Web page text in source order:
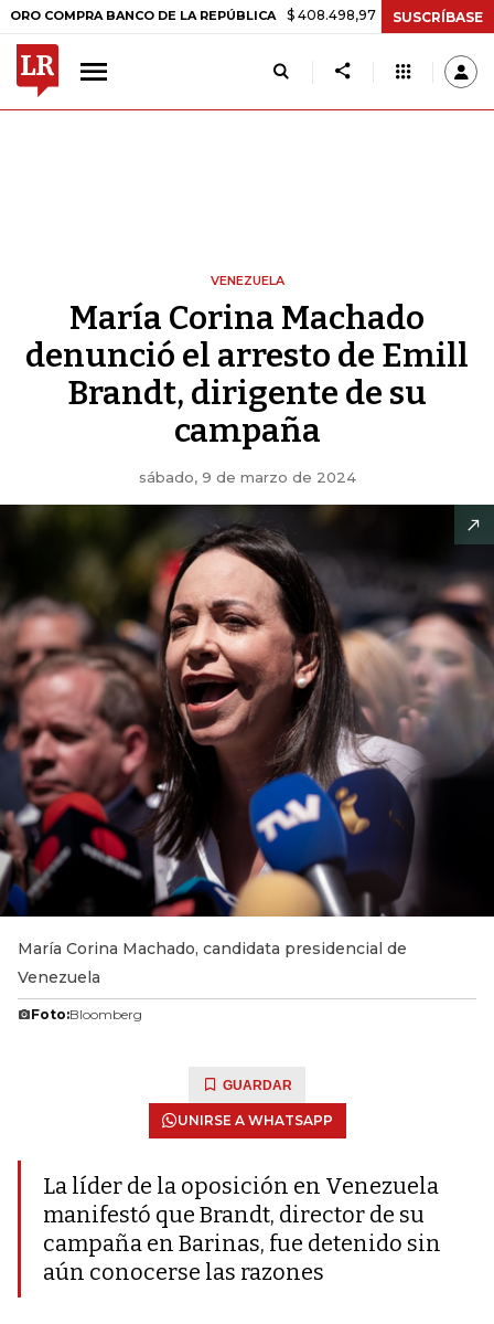
BANCO DE LA REPÚBLICA $ 408.498,97 +$ 8.753,81 +2,19%
SUSCRÍBASE
VENEZUELA
María Corina Machado
denunció el arresto de Emill
Brandt, dirigente de su
campaña
sábado, 9 de marzo de 2024
María Corina Machado, candidata presidencial de
Venezuela
Foto:Bloomberg
GUARDAR
UNIRSE A WHATSAPP
La líder de la oposición en Venezuela
manifestó que Brandt, director de su
campaña en Barinas, fue detenido sin
aún conocerse las razones